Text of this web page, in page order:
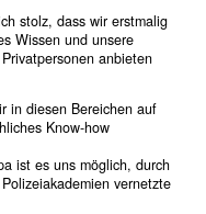
stolz, dass wir erstmalig
Wissen und unsere
anbieten
in diesen Bereichen auf
Know-how
ist es uns möglich, durch
vernetzte